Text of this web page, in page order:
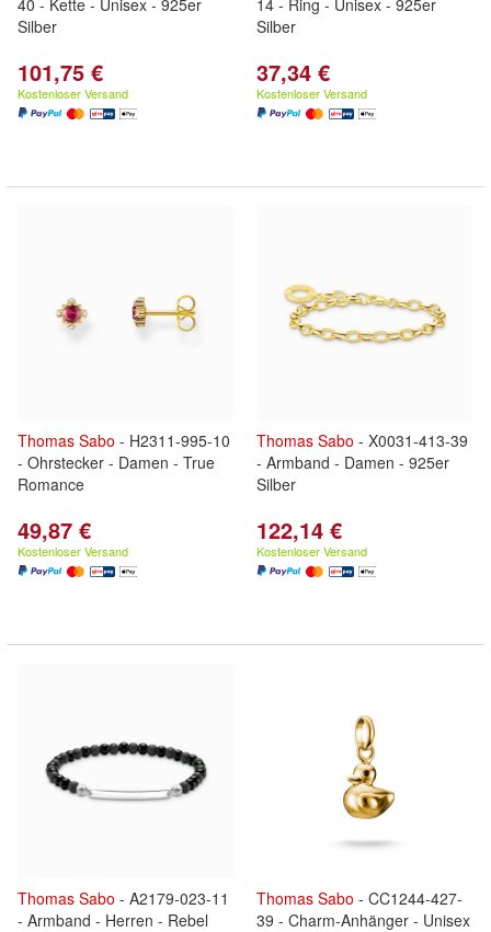
40 - Kette - Unisex - 925er
Silber
101,75 €
Kostenloser Versand
14 - Ring - Unisex - 925er
Silber
37,34 €
Kostenloser Versand
Thomas Sabo - H2311-995-10
- Ohrstecker - Damen - True
Romance
49,87 €
Kostenloser Versand
Thomas Sabo - X0031-413-39
- Armband - Damen - 925er
Silber
122,14 €
Kostenloser Versand
Thomas Sabo - A2179-023-11
- Armband - Herren - Rebel
Thomas Sabo - CC1244-427-
39 - Charm-Anhänger - Unisex